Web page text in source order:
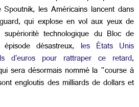
les Américains lancent dans
qui explose en vol aux yeux de
technologique du Bloc de
désastreux, les États Unis
d'euros pour rattraper ce retard,
sera désormais nommé la "course à
engloutis des milliards de dollars et